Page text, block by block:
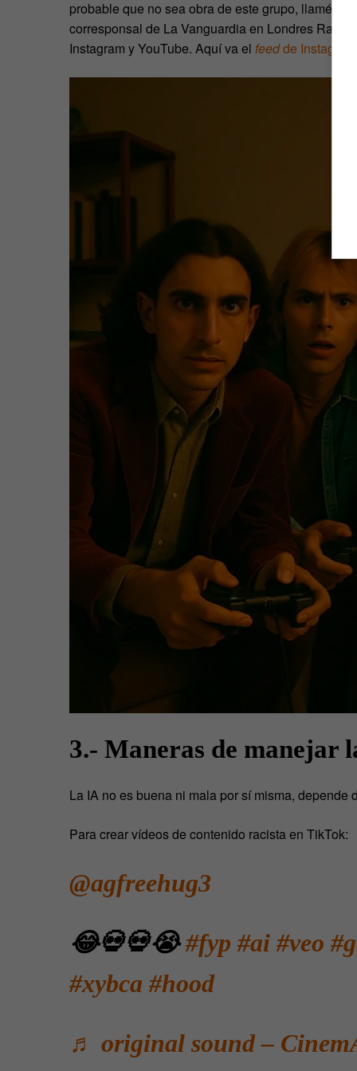
probable que no sea obra de este grupo,
corresponsal de La Vanguardia en Londres
Instagram y YouTube. Aquí va el feedde
3.- Maneras de manejar
La IA no es buena ni mala por sí misma,
Para crear vídeos de contenido racista en TikTok:
@agfreehug3
😂💀💀😭#fyp #ai #veo
#xybca #hood
♬ original sound –